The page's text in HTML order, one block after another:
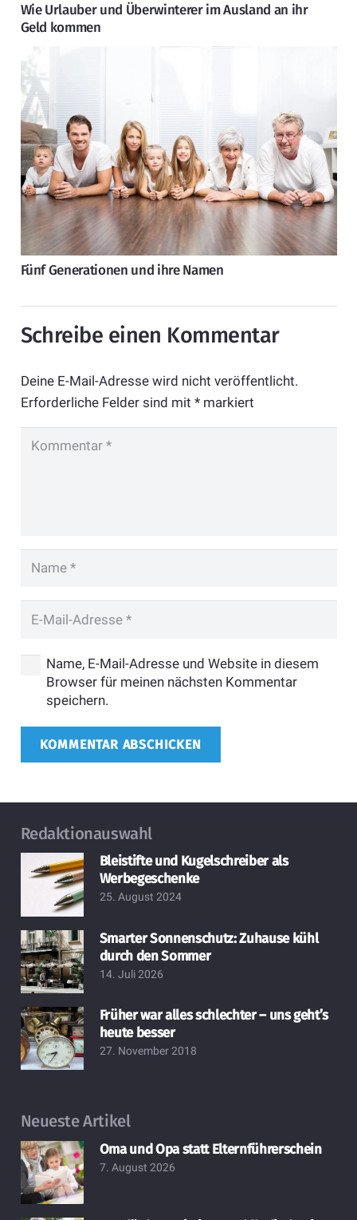
Wie Urlauber und Überwinterer im Ausland an ihr
Geld kommen
Fünf Generationen und ihre Namen
Schreibe einen Kommentar
Deine E-Mail-Adresse wird nicht veröffentlicht.
Erforderliche Felder sind mit *markiert
Name, E-Mail-Adresse und Website in diesem
Browser für meinen nächsten Kommentar
speichern.
KOMMENTAR ABSCHICKEN
Redaktionauswahl
Bleistifte und Kugelschreiber als
Werbegeschenke
25. August 2024
Smarter Sonnenschutz: Zuhause kühl
durch den Sommer
14. Juli 2026
Früher war alles schlechter – uns geht’s
heute besser
27. November 2018
Neueste Artikel
Oma und Opa statt Elternführerschein
7. August 2026